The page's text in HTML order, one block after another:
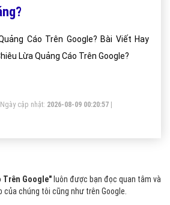
Cáo Trên Google? Bài Viết Hay
Lừa Quảng Cáo Trên Google?
Ngày cập nhật: 2026-08-09 00:20:57
Trên Google" luôn được bạn đọc quan tâm và
chúng tôi cũng như trên Google.